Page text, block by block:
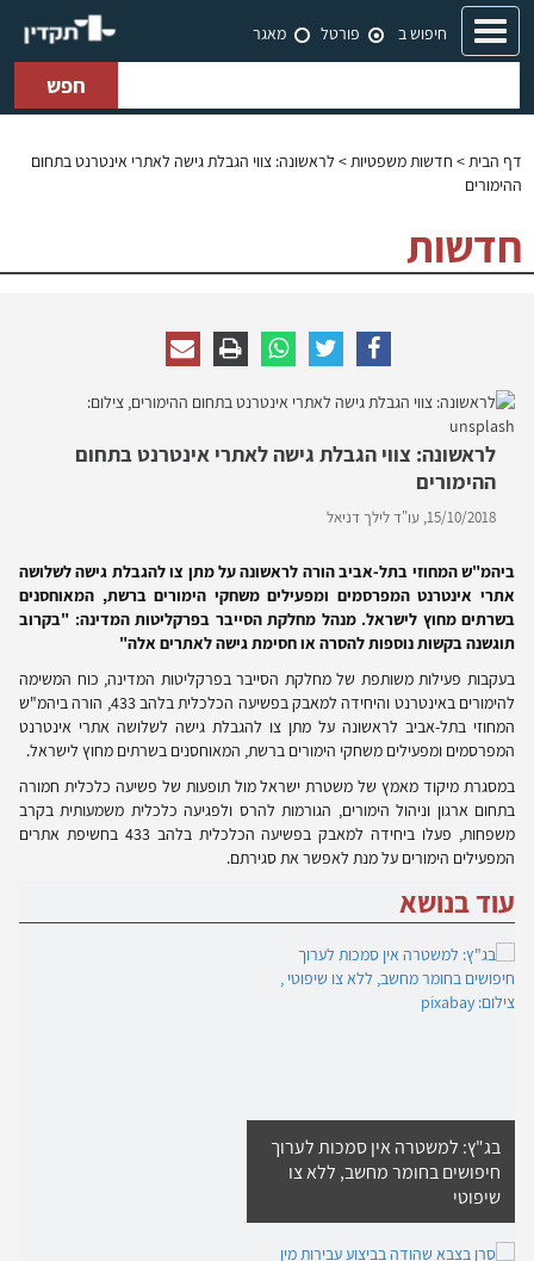
Toggle
navigation
חיפוש ב פורטל מאגר
חפש
דף הבית> חדשות משפטיות> לראשונה: צווי הגבלת גישה לאתרי אינטרנט בתחום
ההימורים
חדשות
לראשונה: צווי הגבלת גישה לאתרי אינטרנט בתחום
ההימורים
15/10/2018, עו"ד לילך דניאל
ביהמ"ש המחוזי בתל-אביב הורה לראשונה על מתן צו להגבלת גישה לשלושה
אתרי אינטרנט המפרסמים ומפעילים משחקי הימורים ברשת, המאוחסנים
בשרתים מחוץ לישראל. מנהל מחלקת הסייבר בפרקליטות המדינה: "בקרוב
תוגשנה בקשות נוספות להסרה או חסימת גישה לאתרים אלה"
בעקבות פעילות משותפת של מחלקת הסייבר בפרקליטות המדינה, כוח המשימה
להימורים באינטרנט והיחידה למאבק בפשיעה הכלכלית בלהב 433, הורה ביהמ"ש
המחוזי בתל-אביב לראשונה על מתן צו להגבלת גישה לשלושה אתרי אינטרנט
המפרסמים ומפעילים משחקי הימורים ברשת, המאוחסנים בשרתים מחוץ לישראל.
במסגרת מיקוד מאמץ של משטרת ישראל מול תופעות של פשיעה כלכלית חמורה
בתחום ארגון וניהול הימורים, הגורמות להרס ולפגיעה כלכלית משמעותית בקרב
משפחות, פעלו ביחידה למאבק בפשיעה הכלכלית בלהב 433 בחשיפת אתרים
המפעילים הימורים על מנת לאפשר את סגירתם.
עוד בנושא
בג"ץ: למשטרה אין סמכות לערוך
חיפושים בחומר מחשב, ללא צו
שיפוטי